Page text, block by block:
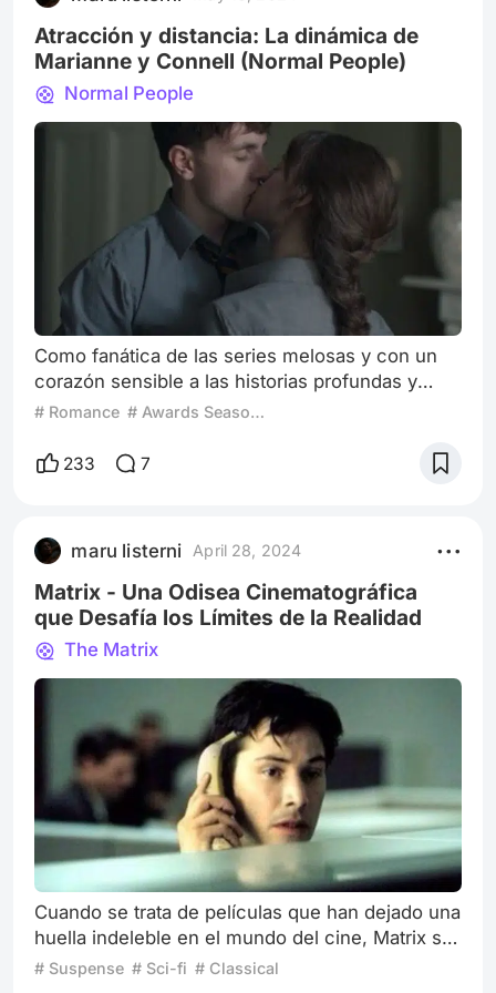
asesina co
Atracción y distancia: La dinámica de
Marianne y Connell (Normal People)
Normal People
Como fanática de las series melosas y con un
corazón sensible a las historias profundas y
conmovedoras, puedo afirmar sin duda alguna
marcado (y traumado) profundamente. Desde el
amistad y la madurez en la adolescencia. La
historia gira en torno a Marianne y Connell
# Romance # Awards Season 2024
233 7
maru listerni April 28, 2024
Matrix - Una Odisea Cinematográfica
que Desafía los Límites de la Realidad
The Matrix
Cuando se trata de películas que han dejado una
huella indeleble en el mundo del cine, Matrix sin
duda ocupa un lugar destacado en mi lista
# Suspense # Sci-fi # Classical